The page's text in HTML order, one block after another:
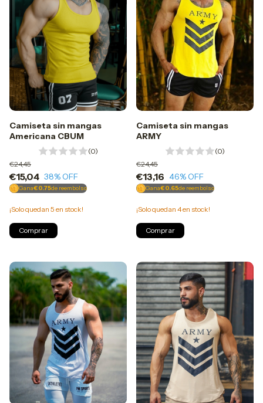
Camiseta sin mangas
Americana CBUM
(0)
€15,04
€24,45
38% OFF
Gana€0.75de reembolso
¡Solo quedan 5 en stock!
Comprar
Camiseta sin mangas
ARMY
(0)
€13,16
€24,45
46% OFF
Gana€0.65de reembolso
¡Solo quedan 4en stock!
Comprar